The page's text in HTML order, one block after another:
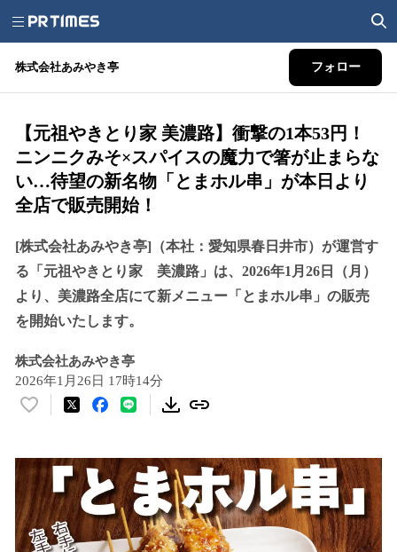
株式会社あみやき亭 フォロー
【元祖やきとり家 美濃路】衝撃の1本53円！
ニンニクみそ×スパイスの魔力で箸が止まらな
い…待望の新名物「とまホル串」が本日より
全店で販売開始！
[株式会社あみやき亭]（本社：愛知県春日井市）が運営す
る「元祖やきとり家 美濃路」は、2026年1月26日（月）
より、美濃路全店にて新メニュー「とまホル串」の販売
を開始いたします。
株式会社あみやき亭
2026年1月26日 17時14分
い
！
数
を
読
み